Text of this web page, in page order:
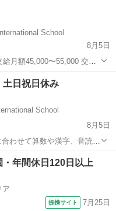
School
8月5日
月額45,000〜55,000 交通
後） 想定月給
日祝日休み
School
8月5日
わせて算数や漢字、音読な
。 クラスは3歳〜8歳までの
カルタやカード、ブロック
年間休日120日以上
ア
提携サイト 7月25日